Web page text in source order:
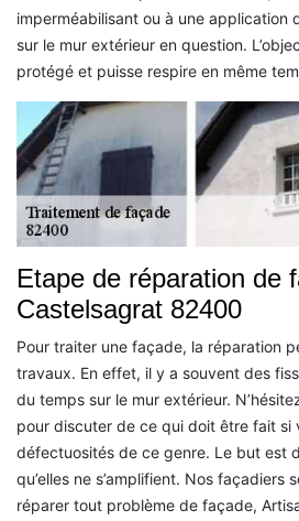
imperméabilisant ou à une application
sur le mur extérieur en question.
protégé et puisse respire en même
Etape de réparation de
Castelsagrat 82400
Pour traiter une façade, la réparation
travaux. En effet, il y a souvent des
du temps sur le mur extérieur.
pour discuter de ce qui doit être fait si
défectuosités de ce genre. Le but est
qu’elles ne s’amplifient. Nos façadiers
réparer tout problème de façade,